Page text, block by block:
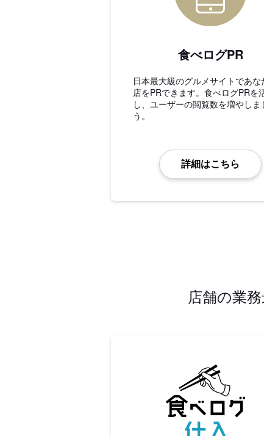
食べログPR
日本最大級のグルメサイトであな
店をPRできます。食べログPRを
し、ユーザーの閲覧数を増やしま
う。
詳細はこちら
店舗の業